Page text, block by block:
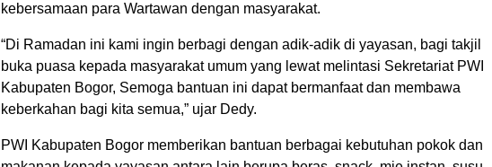
kebersamaan para Wartawan dengan masyarakat.
“Di Ramadan ini kami ingin berbagi dengan adik-adik di yayasan, bagi takjil
buka puasa kepada masyarakat umum yang lewat melintasi Sekretariat PWI
Kabupaten Bogor, Semoga bantuan ini dapat bermanfaat dan membawa
keberkahan bagi kita semua,” ujar Dedy.
PWI Kabupaten Bogor memberikan bantuan berbagai kebutuhan pokok dan